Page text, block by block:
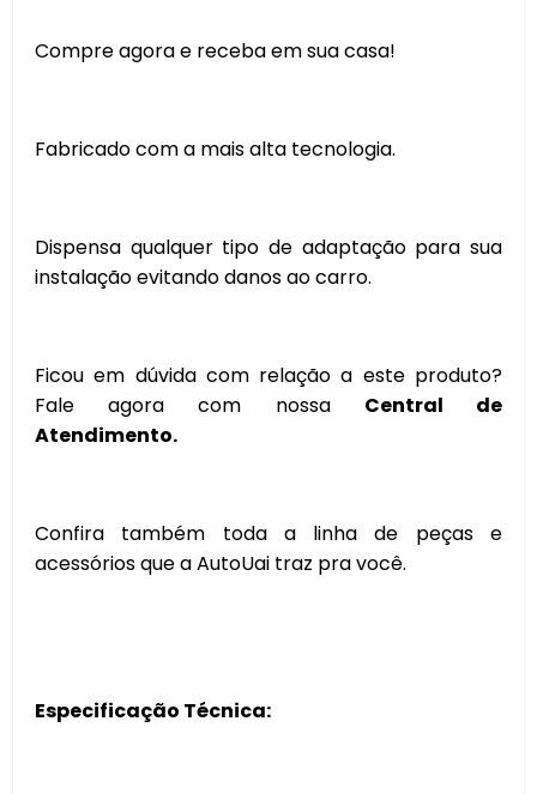
Compre agora e receba em sua casa!
Fabricado com a mais alta tecnologia.
Dispensa qualquer tipo de adaptação para sua
instalação evitando danos ao carro.
Ficou em dúvida com relação a este produto?
Fale agora com nossa Central de
Atendimento.
Confira também toda a linha de peças e
acessórios que a AutoUai traz pra você.
Especificação Técnica: